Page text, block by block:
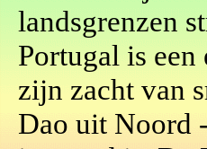
landsgrenzen
Portugal is
zijn zacht van
Dao uit Noord